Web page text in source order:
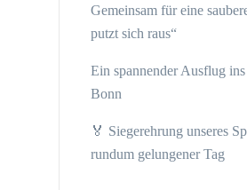
Gemeinsam für eine
putzt sich raus“
Ein spannender Ausflug
Bonn
🏅 Siegerehrung unseres
rundum gelungener Tag